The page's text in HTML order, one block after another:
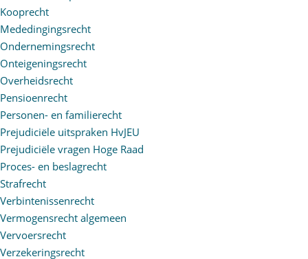
Kooprecht
Mededingingsrecht
Ondernemingsrecht
Onteigeningsrecht
Overheidsrecht
Pensioenrecht
Personen- en familierecht
Prejudiciële uitspraken HvJEU
Prejudiciële vragen Hoge Raad
Proces- en beslagrecht
Strafrecht
Verbintenissenrecht
Vermogensrecht algemeen
Vervoersrecht
Verzekeringsrecht